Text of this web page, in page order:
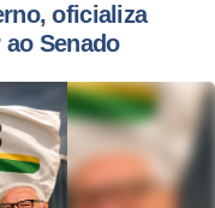
oficializa
Senado